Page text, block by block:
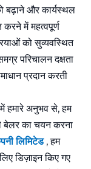
बढ़ाने और कार्यस्थल
करने में महत्वपूर्ण
को सुव्यवस्थित
परिचालन दक्षता
प्रदान करती
में हमारे अनुभव से, हम
बेलर का चयन करना
लिमिटेड , हम
डिज़ाइन किए गए